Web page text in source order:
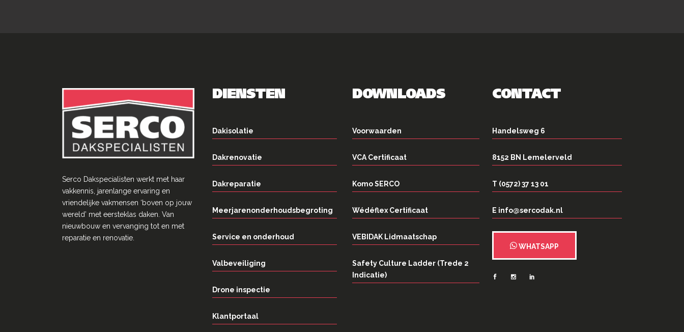
Serco Dakspecialisten werkt met haar
vakkennis, jarenlange ervaring en
vriendelĳke vakmensen ‘boven op jouw
wereld’ met eersteklas daken. Van
nieuwbouw en vervanging tot en met
reparatie en renovatie.
DIENSTEN
Dakisolatie
Dakrenovatie
Dakreparatie
Meerjarenonderhoudsbegroting
Service en onderhoud
Valbeveiliging
Drone inspectie
Klantportaal
DOWNLOADS
Voorwaarden
VCA Certificaat
Komo SERCO
Wédéflex Certificaat
VEBIDAK Lidmaatschap
Safety Culture Ladder (Trede 2
Indicatie)
CONTACT
Handelsweg 6
8152 BN Lemelerveld
T (0572) 37 13 01
E info@sercodak.nl
WHATSAPP